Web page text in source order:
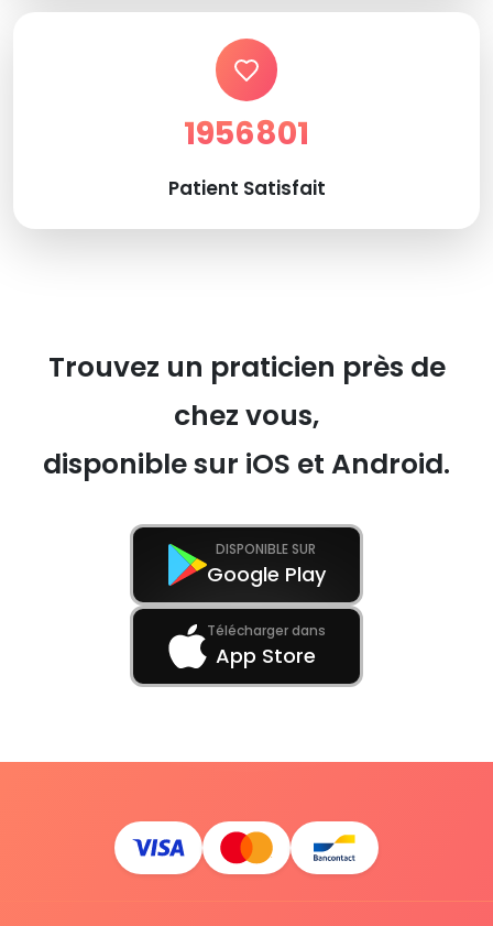
1956801
Patient Satisfait
Trouvez un praticien près de
chez vous,
disponible sur iOS et Android.
DISPONIBLE SUR
Google Play
Télécharger dans
App Store